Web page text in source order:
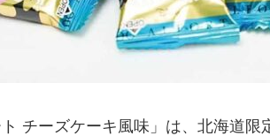
ト チーズケーキ風味」は、北海道